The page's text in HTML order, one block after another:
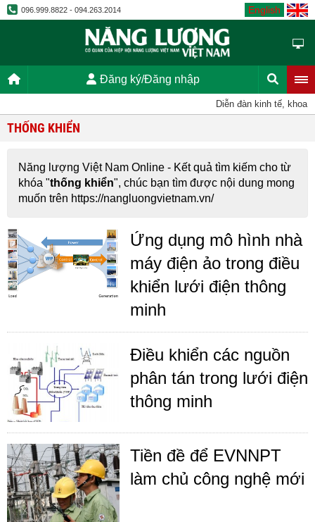
096.999.8822 - 094.263.2014 English
Đăng ký/Đăng nhập
Diễn đàn kinh tế, khoa
THỐNG KHIỂN
Năng lượng Việt Nam Online - Kết quả tìm kiếm cho từ
khóa "thống khiển", chúc bạn tìm được nội dung mong
muốn trên https://nangluongvietnam.vn/
Ứng dụng mô hình nhà
máy điện ảo trong điều
khiển lưới điện thông
minh
Điều khiển các nguồn
phân tán trong lưới điện
thông minh
Tiền đề để EVNNPT
làm chủ công nghệ mới